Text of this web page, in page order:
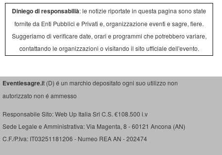
Diniego di responsabilià: le notizie riportate in questa pagina sono state
fornite da Enti Pubblici e Privati e, organizzazione eventi e sagre, fiere.
Suggeriamo di verificare date, orari e programmi che potrebbero variare,
contattando le organizzazioni o visitando il sito ufficiale dell'evento.
Eventiesagre.it (D) é un marchio depositato ogni suo utilizzo non
autorizzato non é ammesso
Responsabile Sito: Web Up Italia Srl C.S. €108.500 i.v
Sede Legale e Amministrativa: Via Magenta, 8 - 60121 Ancona (AN)
C.F./P.Iva: IT03251181206 - Numeo REA AN - 202474